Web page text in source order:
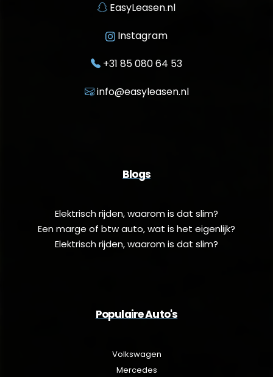
EasyLeasen.nl
Instagram
+31 85 080 64 53
info@easyleasen.nl
Blogs
Elektrisch rijden, waarom is dat slim?
Een marge of btw auto, wat is het eigenlijk?
Elektrisch rijden, waarom is dat slim?
Populaire Auto's
Volkswagen
Mercedes